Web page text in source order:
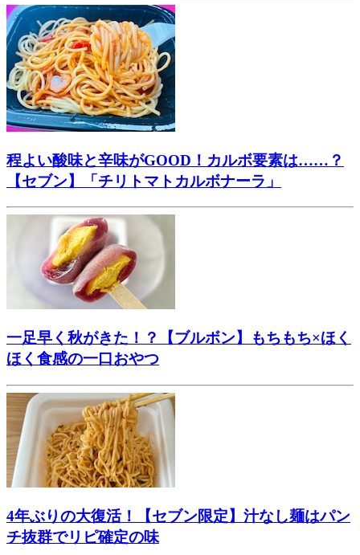
程よい酸味と辛味がGOOD！カルボ要素は……？
【セブン】「チリトマトカルボナーラ」
一足早く秋がきた！？【ブルボン】もちもち×ほく
ほく食感の一口おやつ
4年ぶりの大復活！【セブン限定】汁なし麺はパン
チ抜群でリピ確定の味